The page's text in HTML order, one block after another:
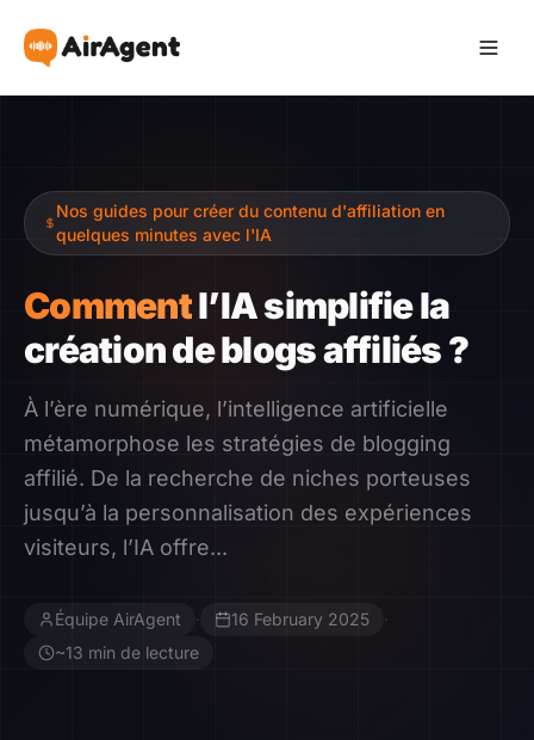
Recommander
Gagner
Ressources
Témoignages
Guide
Devenir Affilié
Nos guides pour créer du contenu d'affiliation en
quelques minutes avec l'IA
Commentl’IA simplifie la
création de blogs affiliés ?
À l’ère numérique, l’intelligence artificielle
métamorphose les stratégies de blogging
affilié. De la recherche de niches porteuses
jusqu’à la personnalisation des expériences
visiteurs, l’IA offre...
Équipe AirAgent · 16 February 2025
·
~13 min de lecture